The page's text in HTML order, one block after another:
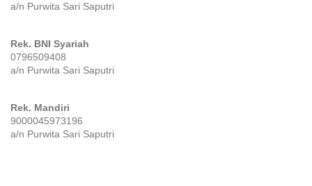
a/n Purwita Sari Saputri
Rek. BNI Syariah
0796509408
a/n Purwita Sari Saputri
Rek. Mandiri
9000045973196
a/n Purwita Sari Saputri